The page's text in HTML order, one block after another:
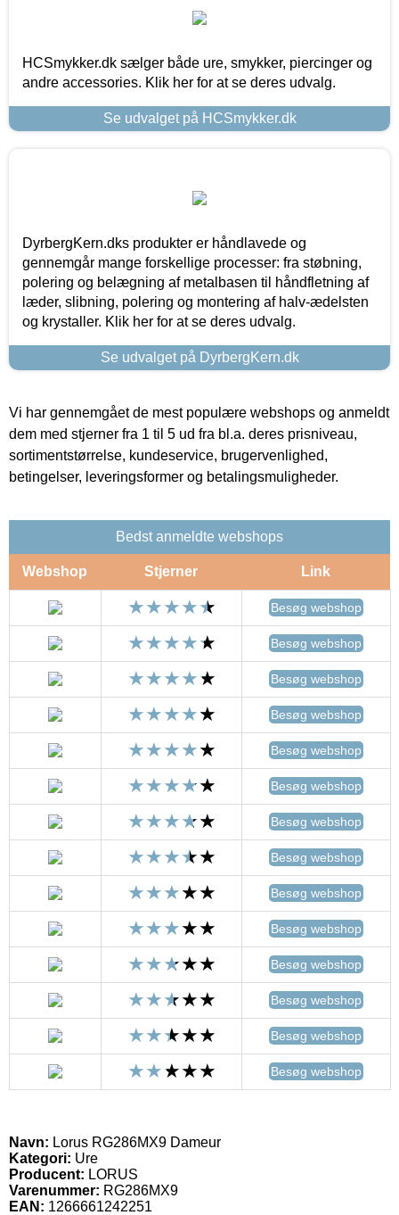
HCSmykker.dk sælger både ure, smykker, piercinger og
andre accessories. Klik her for at se deres udvalg.
Se udvalget på HCSmykker.dk
DyrbergKern.dks produkter er håndlavede og
gennemgår mange forskellige processer: fra støbning,
polering og belægning af metalbasen til håndfletning af
læder, slibning, polering og montering af halv-ædelsten
og krystaller. Klik her for at se deres udvalg.
Se udvalget på DyrbergKern.dk
Vi har gennemgået de mest populære webshops og anmeldt
dem med stjerner fra 1 til 5 ud fra bl.a. deres prisniveau,
sortimentstørrelse, kundeservice, brugervenlighed,
betingelser, leveringsformer og betalingsmuligheder.
Bedst anmeldte webshops
Webshop Stjerner Link
Besøg webshop
Besøg webshop
Besøg webshop
Besøg webshop
Besøg webshop
Besøg webshop
Besøg webshop
Besøg webshop
Besøg webshop
Besøg webshop
Besøg webshop
Besøg webshop
Besøg webshop
Besøg webshop
Navn: Lorus RG286MX9 Dameur
Kategori: Ure
Producent: LORUS
Varenummer: RG286MX9
EAN: 1266661242251